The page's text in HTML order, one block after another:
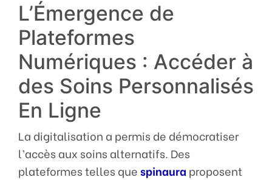
L’Émergence de
Plateformes
Numériques : Accéder à
des Soins Personnalisés
En Ligne
La digitalisation a permis de démocratiser
l’accès aux soins alternatifs. Des
plateformes telles quespinaura proposent